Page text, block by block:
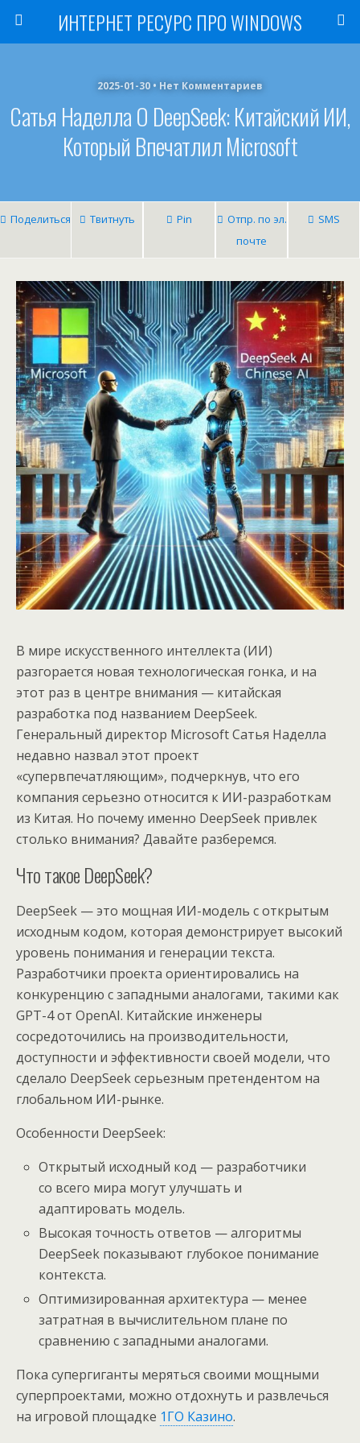
ИНТЕРНЕТ РЕСУРС ПРО WINDOWS
2025-01-30 • Нет Комментариев
Сатья Наделла О DeepSeek: Китайский ИИ,
Который Впечатлил Microsoft
Поделиться Твитнуть Pin
Отпр. по эл.
почте
SMS
В мире искусственного интеллекта (ИИ)
разгорается новая технологическая гонка, и на
этот раз в центре внимания — китайская
разработка под названием DeepSeek.
Генеральный директор Microsoft Сатья Наделла
недавно назвал этот проект
«супервпечатляющим», подчеркнув, что его
компания серьезно относится к ИИ-разработкам
из Китая. Но почему именно DeepSeek привлек
столько внимания? Давайте разберемся.
Что такое DeepSeek?
DeepSeek — это мощная ИИ-модель с открытым
исходным кодом, которая демонстрирует высокий
уровень понимания и генерации текста.
Разработчики проекта ориентировались на
конкуренцию с западными аналогами, такими как
GPT-4 от OpenAI. Китайские инженеры
сосредоточились на производительности,
доступности и эффективности своей модели, что
сделало DeepSeek серьезным претендентом на
глобальном ИИ-рынке.
Особенности DeepSeek:
Открытый исходный код — разработчики
со всего мира могут улучшать и
адаптировать модель.
Высокая точность ответов — алгоритмы
DeepSeek показывают глубокое понимание
контекста.
Оптимизированная архитектура — менее
затратная в вычислительном плане по
сравнению с западными аналогами.
Пока супергиганты меряться своими мощными
суперпроектами, можно отдохнуть и развлечься
на игровой площадке 1ГО Казино.